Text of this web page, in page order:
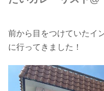
前から目をつけていたイ
に行ってきました！